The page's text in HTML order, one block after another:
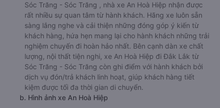
Sóc Trăng - Sóc Trăng , nhà xe An Hoà Hiệp nhận được
rất nhiều sự quan tâm từ hành khách. Hãng xe luôn sẵn
sàng lắng nghe và cải thiện những đóng góp ý kiến từ
khách hàng, hứa hẹn mang lại cho hành khách những trải
nghiệm chuyến đi hoàn hảo nhất. Bên cạnh dàn xe chất
lượng, nội thất tiện nghi, xe An Hoà Hiệp đi Đắk Lắk từ
Sóc Trăng - Sóc Trăng còn ghi điểm với hành khách bởi
dịch vụ đón/trả khách linh hoạt, giúp khách hàng tiết
kiệm được tối đa thời gian di chuyển.
b. Hình ảnh xe An Hoà Hiệp